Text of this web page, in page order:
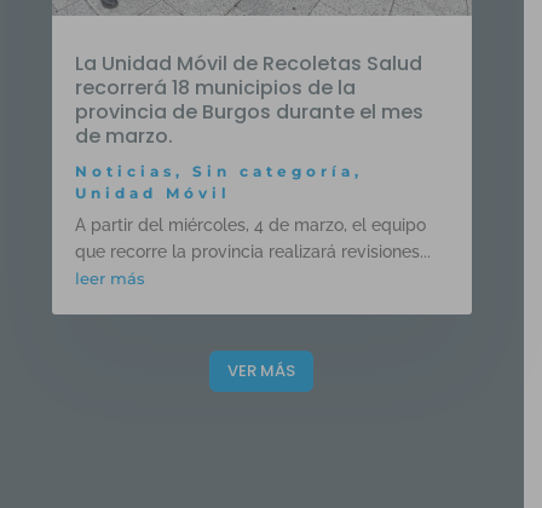
La Unidad Móvil de Recoletas Salud
recorrerá 18 municipios de la
provincia de Burgos durante el mes
de marzo.
Noticias,Sin categoría,
Unidad Móvil
A partir del miércoles, 4 de marzo, el equipo
que recorre la provincia realizará revisiones...
leer más
VER MÁS